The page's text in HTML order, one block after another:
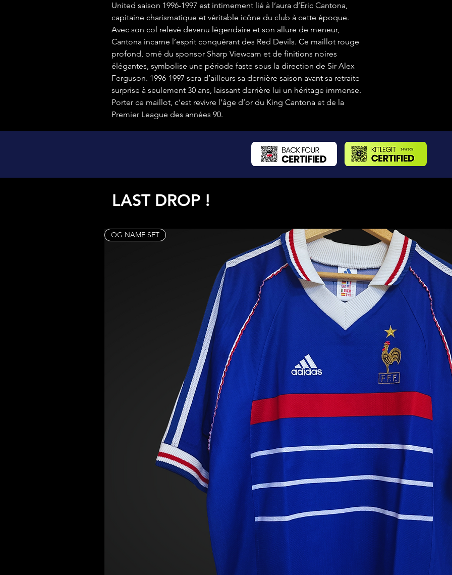
United saison 1996-1997 est intimement lié à l’aura d’Eric Cantona,
capitaine charismatique et véritable icône du club à cette époque.
Avec son col relevé devenu légendaire et son allure de meneur,
Cantona incarne l’esprit conquérant des Red Devils. Ce maillot rouge
profond, orné du sponsor Sharp Viewcam et de finitions noires
élégantes, symbolise une période faste sous la direction de Sir Alex
Ferguson. 1996-1997 sera d’ailleurs sa dernière saison avant sa retraite
surprise à seulement 30 ans, laissant derrière lui un héritage immense.
Porter ce maillot, c’est revivre l’âge d’or du King Cantona et de la
Premier League des années 90.
LAST DROP !
OG NAME SET